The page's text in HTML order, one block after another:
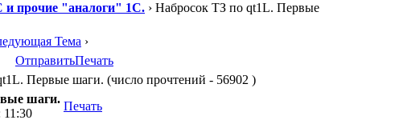
и прочие "аналоги" 1С. › Набросок ТЗ по qt1L. Первые
Тема ›
ОтправитьПечать
Первые шаги. (число прочтений - 56902 )
шаги.
11:30
Печать